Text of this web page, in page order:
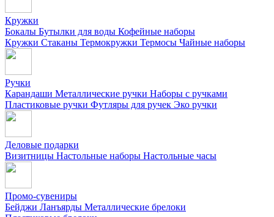
Кружки
Бокалы Бутылки для воды Кофейные наборы
Кружки Стаканы Термокружки Термосы Чайные наборы
Ручки
Карандаши Металлические ручки Наборы с ручками
Пластиковые ручки Футляры для ручек Эко ручки
Деловые подарки
Визитницы Настольные наборы Настольные часы
Промо-сувениры
Бейджи Ланъярды Металлические брелоки